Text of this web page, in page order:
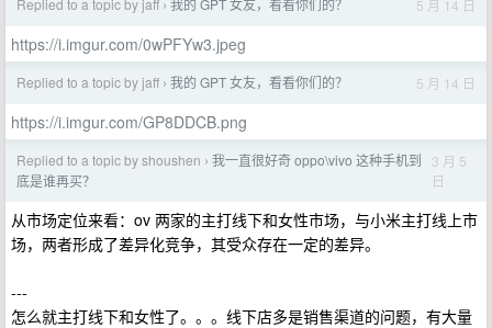
Replied to a topic by jaff › 我的 GPT 女友，看看你们的？ 5 月 14 日
https://i.imgur.com/0wPFYw3.jpeg
Replied to a topic by jaff › 我的 GPT 女友，看看你们的？ 5 月 14 日
https://i.imgur.com/GP8DDCB.png
Replied to a topic by shoushen › 我一直很好奇 oppo\vivo 这种手机到
底是谁再买？
3 月 5
日
从市场定位来看：ov 两家的主打线下和女性市场，与小米主打线上市
场，两者形成了差异化竞争，其受众存在一定的差异。
---
怎么就主打线下和女性了。。。线下店多是销售渠道的问题，有大量